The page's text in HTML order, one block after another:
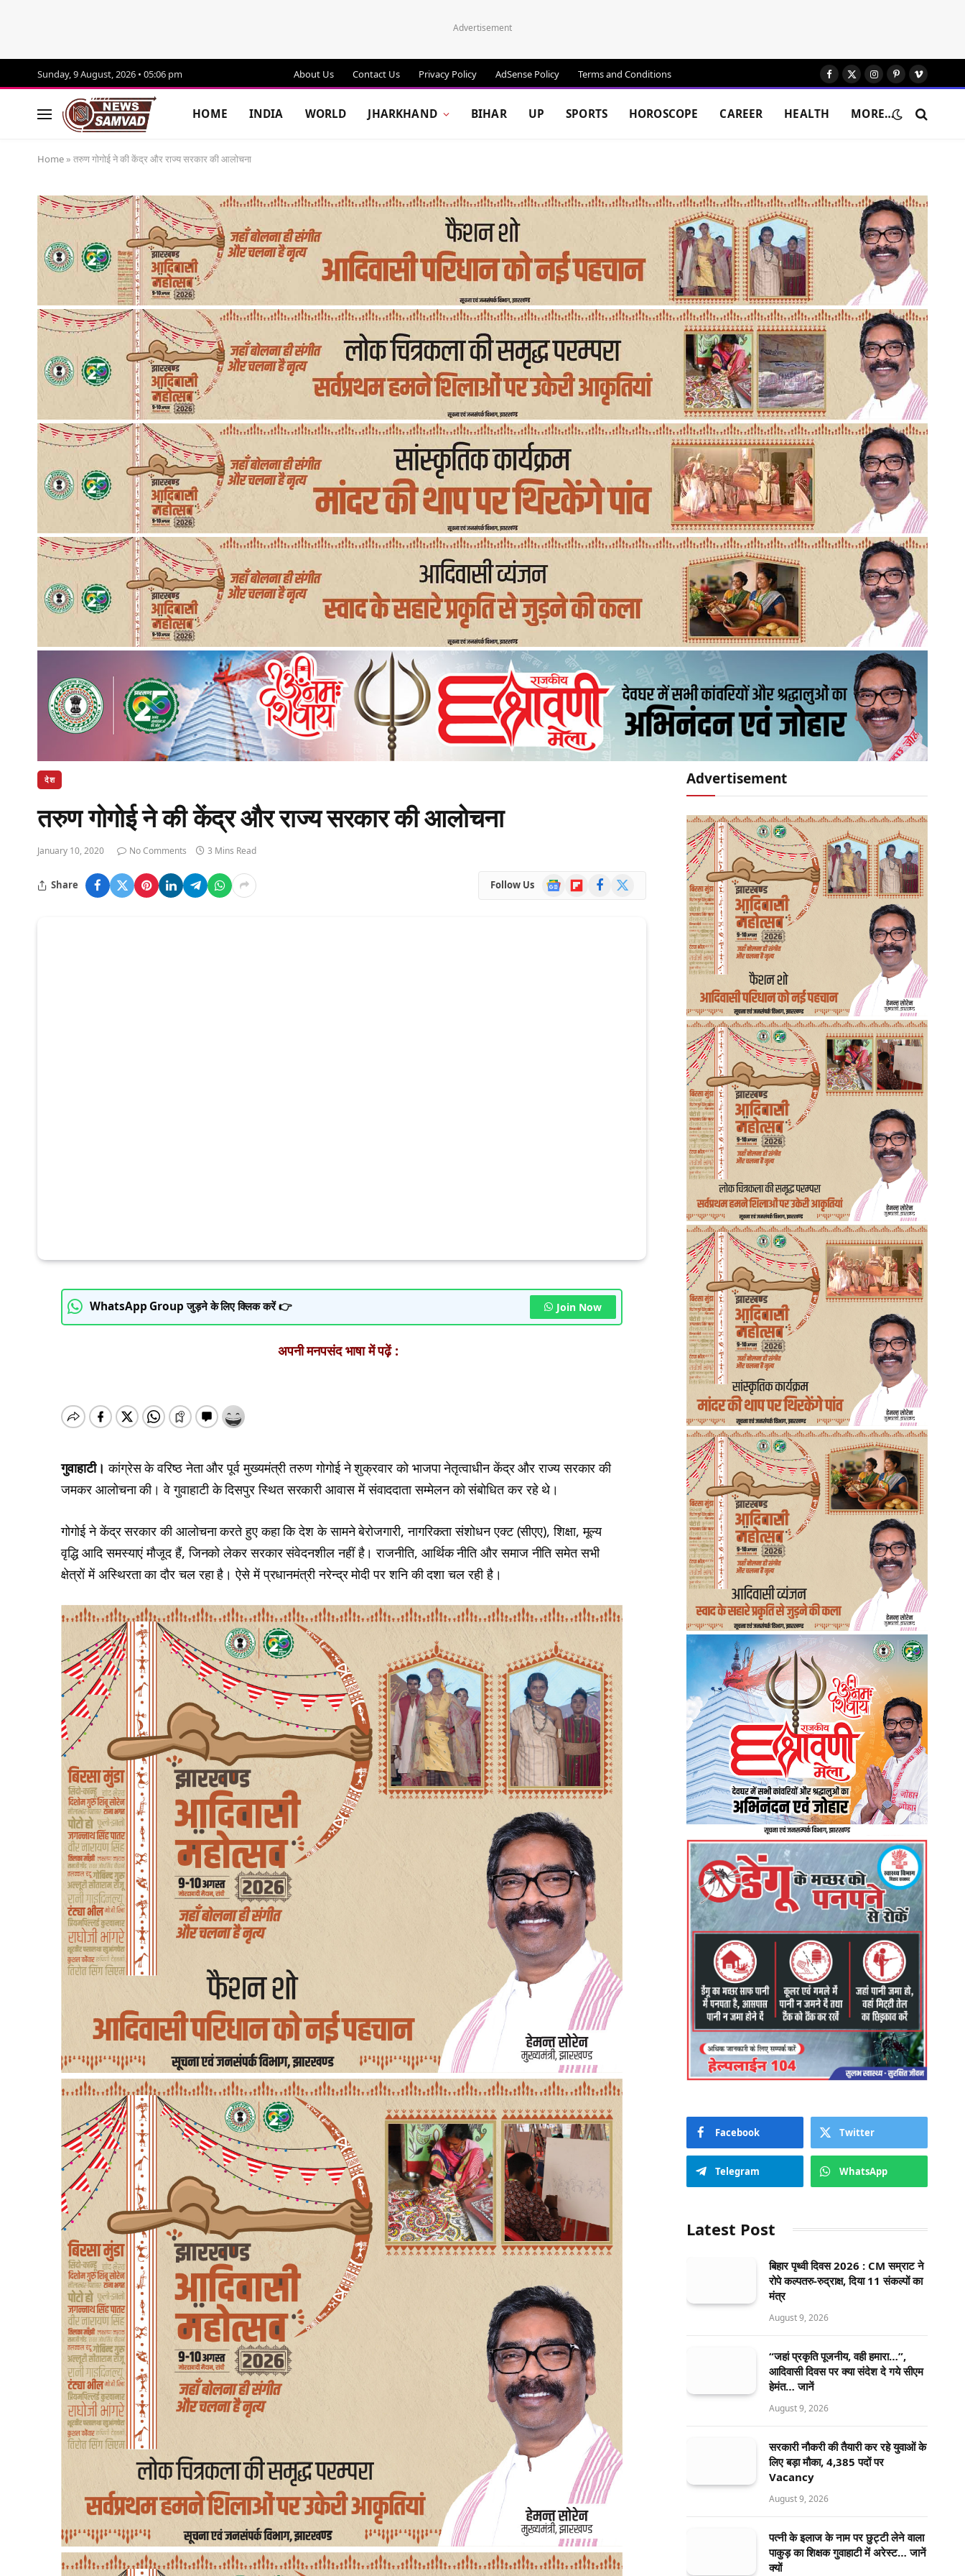
Advertisement
Sunday, 9 August, 2026 • 05:06 pm About Us Contact Us Privacy Policy AdSense Policy Terms and Conditions Facebook
X
Instagram
Pinterest
Vimeo
HOME INDIA WORLD JHARKHAND BIHAR UP SPORTS HOROSCOPE CAREER HEALTH MORE…
Home » तरुण गोगोई ने की केंद्र और राज्य सरकार की आलोचना
देश
तरुण गोगोई ने की केंद्र और राज्य सरकार की आलोचना
January 10, 2020 No Comments 3 Mins Read
Share Follow Us
Google
News
FlipboardFacebook
WhatsApp Group जुड़ने के लिए क्लिक करें 👉 Join Now
अपनी मनपसंद भाषा में पढ़ें :
गुवाहाटी। कांग्रेस के वरिष्ठ नेता और पूर्व मुख्यमंत्री तरुण गोगोई ने शुक्रवार को भाजपा नेतृत्वाधीन केंद्र और राज्य सरकार की
जमकर आलोचना की। वे गुवाहाटी के दिसपुर स्थित सरकारी आवास में संवाददाता सम्मेलन को संबोधित कर रहे थे।
गोगोई ने केंद्र सरकार की आलोचना करते हुए कहा कि देश के सामने बेरोजगारी, नागरिकता संशोधन एक्ट (सीएए), शिक्षा, मूल्य
वृद्धि आदि समस्याएं मौजूद हैं, जिनको लेकर सरकार संवेदनशील नहीं है। राजनीति, आर्थिक नीति और समाज नीति समेत सभी
क्षेत्रों में अस्थिरता का दौर चल रहा है। ऐसे में प्रधानमंत्री नरेन्द्र मोदी पर शनि की दशा चल रही है।
Advertisement
Facebook Twitter
Telegram WhatsApp
Latest Post
बिहार पृथ्वी दिवस 2026 : CM सम्राट ने
रोपे कल्पतरु-रुद्राक्ष, दिया 11 संकल्पों का
मंत्र
August 9, 2026
“जहां प्रकृति पूजनीय, वही हमारा…”,
आदिवासी दिवस पर क्या संदेश दे गये सीएम
हेमंत… जानें
August 9, 2026
सरकारी नौकरी की तैयारी कर रहे युवाओं के
लिए बड़ा मौका, 4,385 पदों पर
Vacancy
August 9, 2026
पत्नी के इलाज के नाम पर छुट्टी लेने वाला
पाकुड़ का शिक्षक गुवाहाटी में अरेस्ट… जानें
क्यों